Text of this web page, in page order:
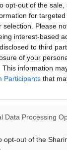
opt-out of the
for
selection. Please
interest-based
to third
of your
This information
Participants that
Data Processing
opt-out of the
αναζήτησης
μας στο Google
ΕΠΙΣΗΣ